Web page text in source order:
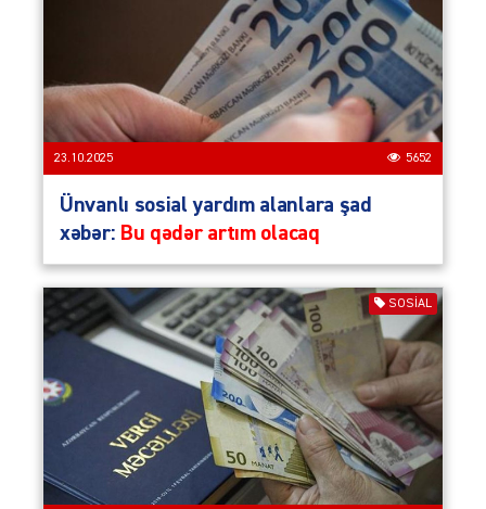
23.10.2025 5652
Ünvanlı sosial yardım alanlara şad
xəbər: Bu qədər artım olacaq
SOSIAL